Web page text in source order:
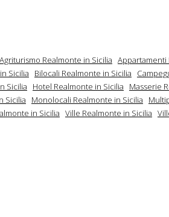
Agriturismo Realmonte in Sicilia Appartamenti
Sicilia Bilocali Realmonte in Sicilia
Sicilia Hotel Realmonte in Sicilia
Masserie
Sicilia Monolocali Realmonte in Sicilia
in Sicilia Ville Realmonte in Sicilia